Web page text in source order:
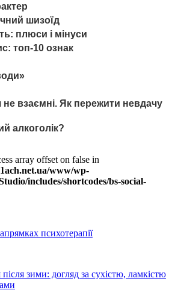
шизоїд
плюси і мінуси
топ-10 ознак
взаємні. Як пережити невдачу
алкоголік?
array offset on false in
www/wp-
includes/shortcodes/bs-social-
психотерапії
зими: догляд за сухістю, ламкістю